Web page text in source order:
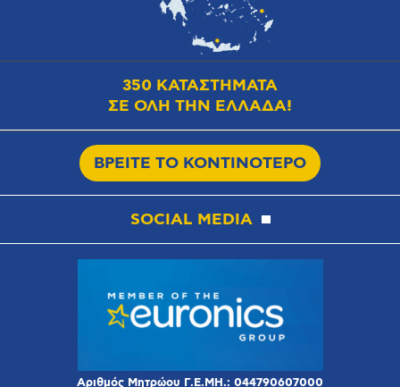
350 ΚΑΤΑΣΤΗΜΑΤΑ
ΣΕ ΟΛΗ ΤΗΝ ΕΛΛΑΔΑ!
ΒΡΕΙΤΕ ΤΟ ΚΟΝΤΙΝΟΤΕΡΟ
SOCIAL MEDIA